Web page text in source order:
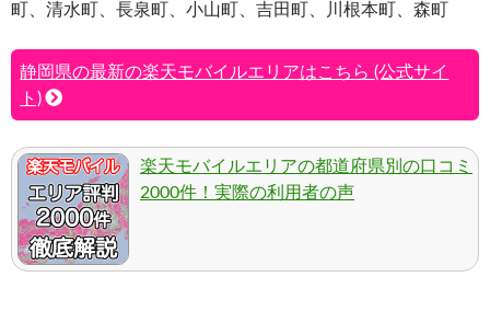
町、清水町、長泉町、小山町、吉田町、川根本町、森町
静岡県の最新の楽天モバイルエリアはこちら (公式サイ
ト)
楽天モバイルエリアの都道府県別の口コミ
2000件！実際の利用者の声